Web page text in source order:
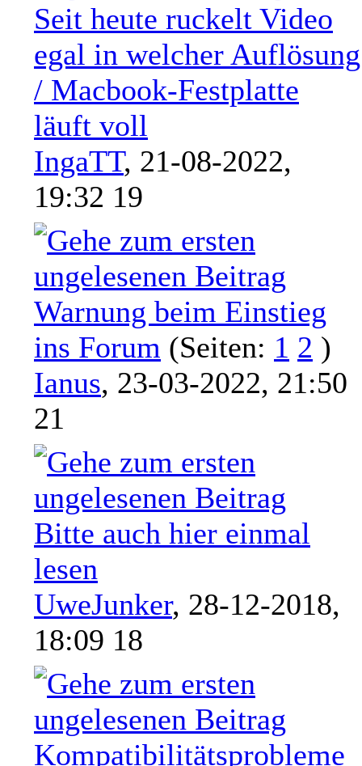
Seit heute ruckelt Video
egal in welcher Auflösung
/ Macbook-Festplatte
läuft voll
IngaTT, 21-08-2022,
19:32 19
Warnung beim Einstieg
ins Forum (Seiten: 1 2 )
Ianus, 23-03-2022, 21:50
21
Bitte auch hier einmal
lesen
UweJunker, 28-12-2018,
18:09 18
Kompatibilitätsprobleme